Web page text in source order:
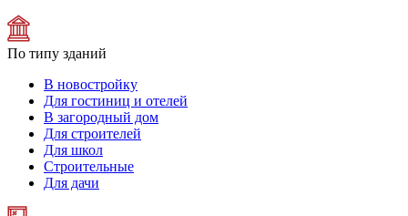
По типу зданий
В новостройку
Для гостиниц и отелей
В загородный дом
Для строителей
Для школ
Строительные
Для дачи